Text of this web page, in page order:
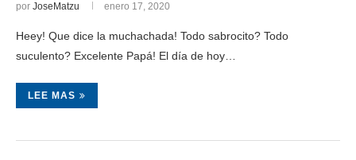
por JoseMatzu enero 17, 2020
Heey! Que dice la muchachada! Todo sabrocito? Todo
suculento? Excelente Papá! El día de hoy…
LEE MAS